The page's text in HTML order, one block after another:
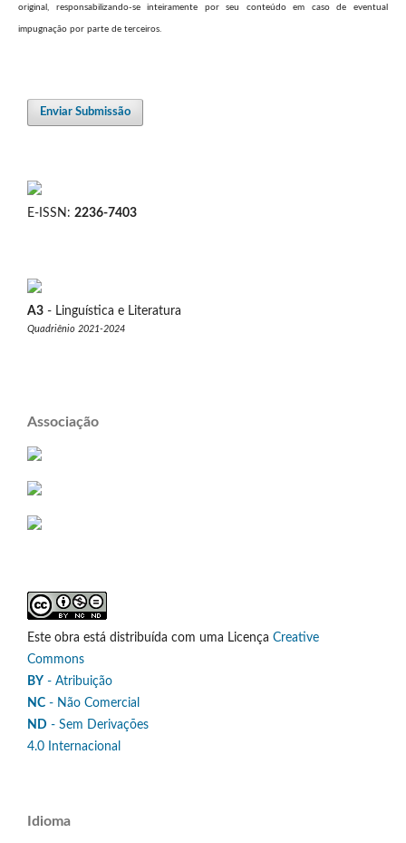
original, responsabilizando-se inteiramente por seu conteúdo em caso de eventual
impugnação por parte de terceiros.
Enviar Submissão
E-ISSN: 2236-7403
A3 - Linguística e Literatura
Quadriênio 2021-2024
Associação
Este obra está distribuída com uma Licença Creative
Commons
BY - Atribuição
NC - Não Comercial
ND - Sem Derivações
4.0 Internacional
Idioma